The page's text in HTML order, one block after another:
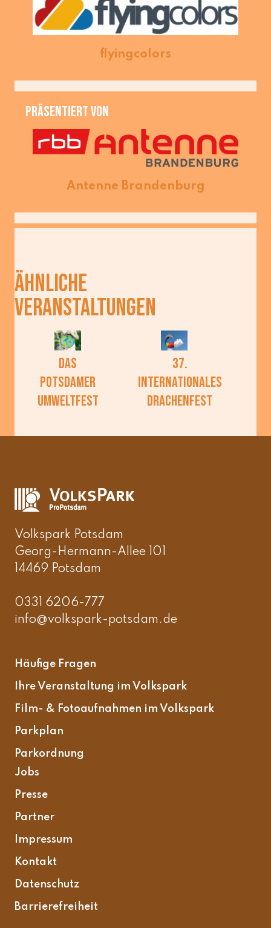
fly­ing­co­lors
präsentiert von
Antenne Brandenburg
ÄHNLICHE
VERANSTALTUNGEN
Das
Potsdamer
Umweltfest
37.
Internationales
Drachenfest
Volkspark Potsdam
Georg-Hermann-Allee 101
14469 Potsdam
0331 6206-777
info@volkspark-potsdam.de
Häufige Fragen
Ihre Veranstaltung im Volkspark
Film- & Fotoaufnahmen im Volkspark
Parkplan
Parkordnung
Jobs
Presse
Partner
Impressum
Kontakt
Datenschutz
Barrierefreiheit